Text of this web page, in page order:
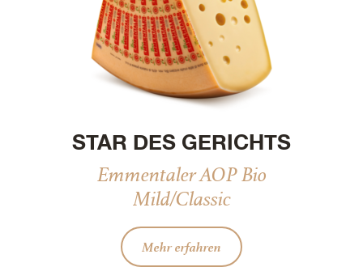
STAR DES GERICHTS
Emmentaler AOP Bio
Mild/Classic
Mehr erfahren